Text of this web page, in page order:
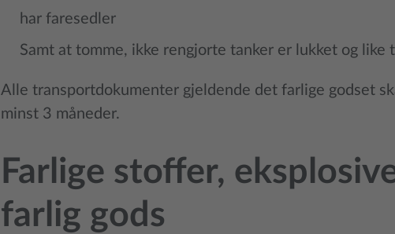
har faresedler
Samt at tomme, ikke rengjorte tanker er lukket og
Alle transportdokumenter gjeldende det farlige godset
minst 3 måneder.
Farlige stoffer,
farlig gods